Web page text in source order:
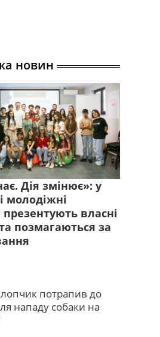
новин
Дія змінює»: у
молодіжні
власні
позмагаються за
потрапив до
нападу собаки на